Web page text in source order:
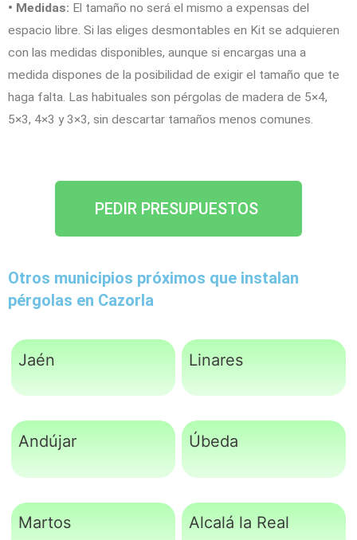
• Medidas: El tamaño no será el mismo a expensas del
espacio libre. Si las eliges desmontables en Kit se adquieren
con las medidas disponibles, aunque si encargas una a
medida dispones de la posibilidad de exigir el tamaño que te
haga falta. Las habituales son pérgolas de madera de 5×4,
5×3, 4×3 y 3×3, sin descartar tamaños menos comunes.
PEDIR PRESUPUESTOS
Otros municipios próximos que instalan
pérgolas en Cazorla
Jaén Linares
Andújar Úbeda
Martos Alcalá la Real